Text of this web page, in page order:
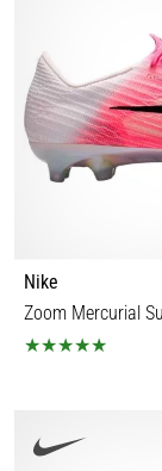
Nike
Zoom Mercurial